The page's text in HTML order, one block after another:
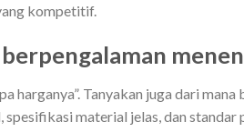
kompetitif.
harganya”. Tanyakan juga dari
material jelas, dan standar